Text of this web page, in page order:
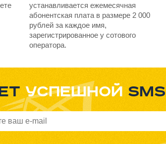
устанавливается ежемесячная
абонентская плата в размере 2 000
рублей за каждое имя,
зарегистрированное у сотового
оператора.
успешной